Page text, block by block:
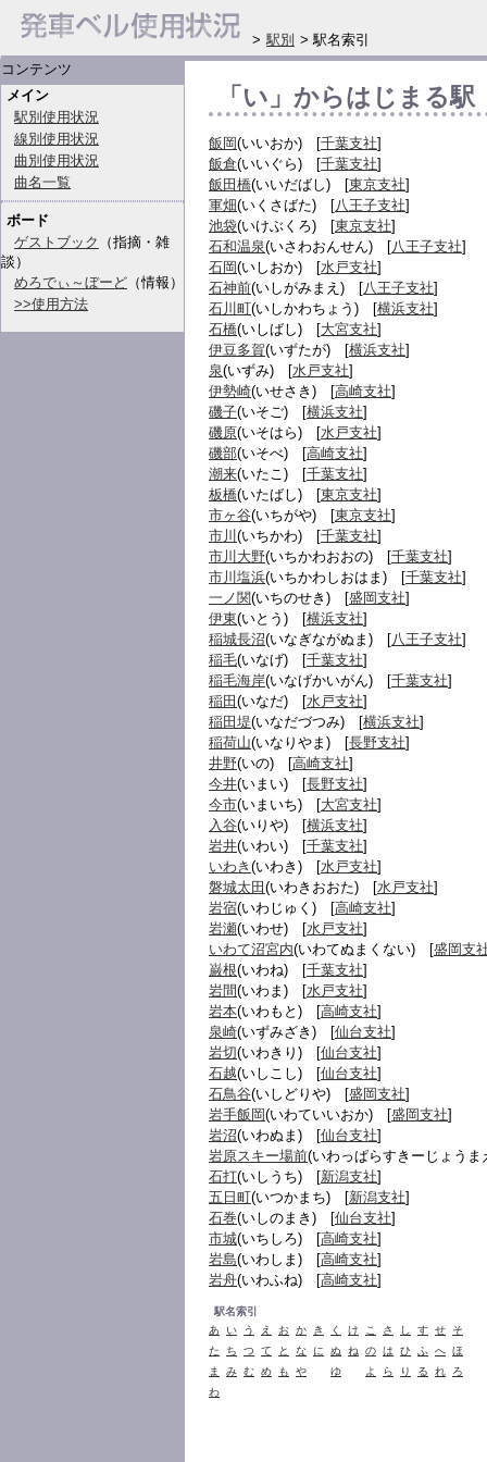
コンテンツ
メイン
駅別使用状況
線別使用状況
曲別使用状況
曲名一覧
ボード
ゲストブック
（指摘・雑
談）
めろでぃ～ぼーど （情報）
>>使用方法
「い」からはじまる駅
飯岡(いいおか) [千葉支社]
飯倉(いいぐら) [千葉支社]
飯田橋(いいだばし) [東京支社]
軍畑(いくさばた) [八王子支社]
池袋(いけぶくろ) [東京支社]
石和温泉(いさわおんせん) [八王子支社]
石岡(いしおか) [水戸支社]
石神前(いしがみまえ) [八王子支社]
石川町(いしかわちょう) [横浜支社]
石橋(いしばし) [大宮支社]
伊豆多賀(いずたが) [横浜支社]
泉(いずみ) [水戸支社]
伊勢崎(いせさき) [高崎支社]
磯子(いそご) [横浜支社]
磯原(いそはら) [水戸支社]
磯部(いそべ) [高崎支社]
潮来(いたこ) [千葉支社]
板橋(いたばし) [東京支社]
市ヶ谷(いちがや) [東京支社]
市川 (いちかわ) [千葉支社]
市川大野(いちかわおおの) [千葉支社]
市川塩浜(いちかわしおはま) [千葉支社]
一ノ関(いちのせき) [盛岡支社]
伊東(いとう) [横浜支社]
稲城長沼(いなぎながぬま) [八王子支社]
稲毛(いなげ) [千葉支社]
稲毛海岸(いなげかいがん) [千葉支社]
稲田 (いなだ) [水戸支社]
稲田堤(いなだづつみ) [横浜支社]
稲荷山(いなりやま) [長野支社]
井野(いの) [高崎支社]
今井(いまい) [長野支社]
今市(いまいち) [大宮支社]
入谷(いりや) [横浜支社]
岩井(いわい) [千葉支社]
いわき (いわき) [水戸支社]
磐城太田 (いわきおおた) [水戸支社]
岩宿(いわじゅく) [高崎支社]
岩瀬(いわせ) [水戸支社]
いわて沼宮内(いわてぬまくない) [盛岡支
巌根(いわね) [千葉支社]
岩間(いわま) [水戸支社]
岩本(いわもと) [高崎支社]
泉崎(いずみざき) [仙台支社]
岩切(いわきり) [仙台支社]
石越(いしこし) [仙台支社]
石鳥谷(いしどりや) [盛岡支社]
岩手飯岡(いわていいおか) [盛岡支社]
岩沼(いわぬま) [仙台支社]
岩原スキー場前(いわっぱらすきーじょう
石打(いしうち) [新潟支社]
五日町(いつかまち) [新潟支社]
石巻(いしのまき) [仙台支社]
市城(いちしろ) [高崎支社]
岩島(いわしま) [高崎支社]
岩舟(いわふね) [高崎支社]
駅名索引
あ い う え お か き く け こ さ し す せ そ
た
ち つ て と な に ぬ ね の は ひ ふ へ ほ
ま
み む め も や ゆ よ ら り る れ
ろ
わ
> 駅別 > 駅名索引